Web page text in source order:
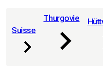
Suisse
Thurgovie